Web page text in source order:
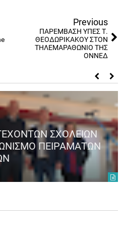
Previous
ΠΑΡΕΜΒΑΣΗ ΥΠΕΣ Τ.
ΘΕΟΔΩΡΙΚΑΚΟΥ ΣΤΟΝ
ΤΗΛΕΜΑΡΑΘΩΝΙΟ ΤΗΣ
ΟΝΝΕΔ
ΣΧΟΛΕΙΩΝ
ΠΕΙΡΑΜΑΤΩΝ